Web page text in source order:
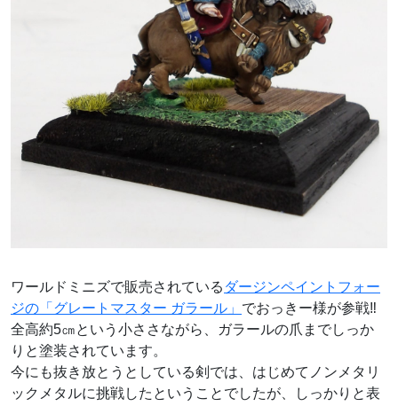
ワールドミニズで販売されている ダージンペイントフォー
ジの「グレートマスター ガラール」 でおっきー様が参戦‼
全高約5㎝という小ささながら、ガラールの爪までしっか
りと塗装されています。
今にも抜き放とうとしている剣では、はじめてノンメタリ
ックメタルに挑戦したということでしたが、しっかりと表